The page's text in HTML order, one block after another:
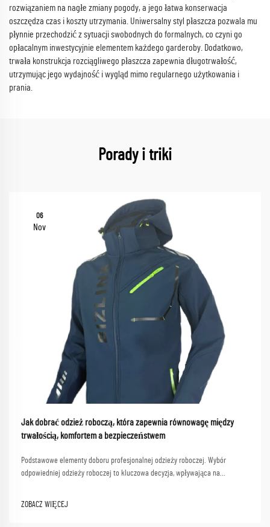
rozwiązaniem na nagłe zmiany pogody, a jego łatwa konserwacja
oszczędza czas i koszty utrzymania. Uniwersalny styl płaszcza pozwala mu
płynnie przechodzić z sytuacji swobodnych do formalnych, co czyni go
opłacalnym inwestycyjnie elementem każdego garderoby. Dodatkowo,
trwała konstrukcja rozciągliwego płaszcza zapewnia długotrwałość,
utrzymując jego wydajność i wygląd mimo regularnego użytkowania i
prania.
Porady i triki
06
Nov
Jak dobrać odzież roboczą, która zapewnia równowagę między
trwałością, komfortem a bezpieczeństwem
Podstawowe elementy doboru profesjonalnej odzieży roboczej. Wybór
odpowiedniej odzieży roboczej to kluczowa decyzja, wpływająca na
optymalną wydajność...
ZOBACZ WIĘCEJ